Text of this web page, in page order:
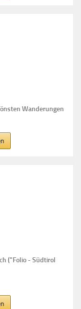
Wanderungen
("Folio - Südtirol